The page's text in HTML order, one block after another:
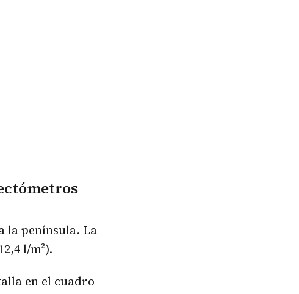
la península. La
l/m²).
en el cuadro